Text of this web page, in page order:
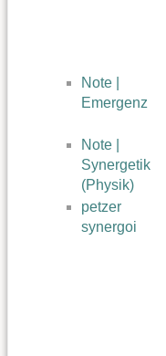
Note |
Emergenz
Note |
Synergetik
(Physik)
petzer
synergoi